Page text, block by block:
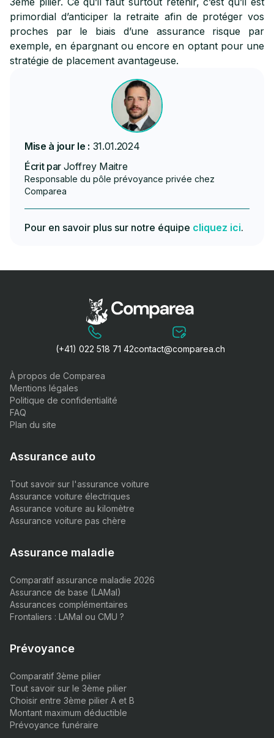
primordial d’anticiper la retraite afin de protéger vos
proches par le biais d’une assurance risque par
exemple, en épargnant ou encore en optant pour une
stratégie de placement avantageuse.
Mise à jour le : 31.01.2024
Écrit par Joffrey Maitre
Responsable du pôle prévoyance privée chez
Comparea
Pour en savoir plus sur notre équipe cliquez ici.
(+41) 022 518 71 42contact@comparea.ch
À propos de Comparea
Mentions légales
Politique de confidentialité
FAQ
Plan du site
Assurance auto
Tout savoir sur l'assurance voiture
Assurance voiture électriques
Assurance voiture au kilomètre
Assurance voiture pas chère
Assurance maladie
Comparatif assurance maladie 2026
Assurance de base (LAMal)
Assurances complémentaires
Frontaliers : LAMal ou CMU ?
Prévoyance
Comparatif 3ème pilier
Tout savoir sur le 3ème pilier
Choisir entre 3ème pilier A et B
Montant maximum déductible
Prévoyance funéraire